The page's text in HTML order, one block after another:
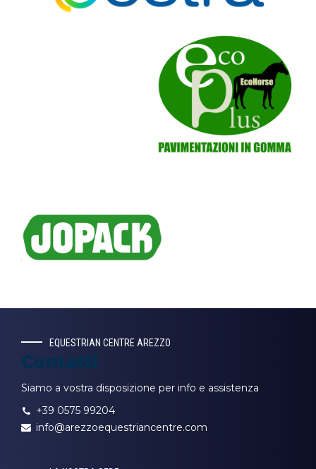
EQUESTRIAN CENTRE AREZZO
Contatti
Siamo a vostra disposizione per info e assistenza
+39 0575 99204
info@arezzoequestriancentre.com